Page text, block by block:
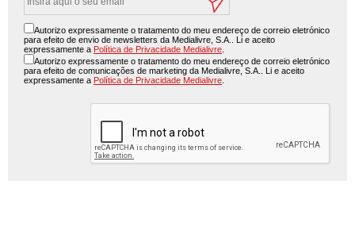
Autorizo expressamente o tratamento do meu endereço de correio eletrónico
para efeito de envio de newsletters da Medialivre, S.A.. Li e aceito
expressamente a Política de Privacidade Medialivre
Autorizo expressamente o tratamento do meu endereço de correio eletrónico
para efeito de comunicações de marketing da Medialivre, S.A.. Li e aceito
expressamente a Política de Privacidade Medialivre